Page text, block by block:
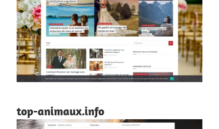
top-animaux.info